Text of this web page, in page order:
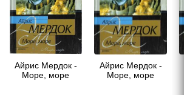
Айрис Мердок -
Море, море
Айрис Мердок -
Море, море